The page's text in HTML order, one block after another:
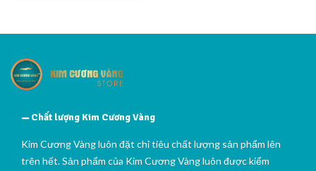
Chất lượng Kim Cương Vàng
Kim Cương Vàng luôn đặt chỉ tiêu chất lượng sản phẩm lên
trên hết. Sản phẩm của Kim Cương Vàng luôn được kiểm